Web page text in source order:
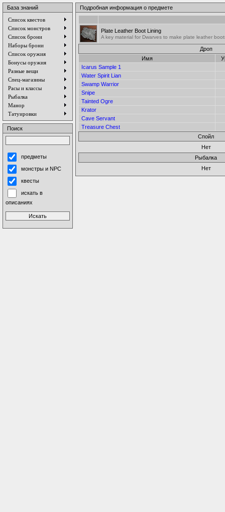
База знаний
Список квестов
Список монстров
Список брони
Наборы брони
Список оружия
Бонусы оружия
Разные вещи
Спец-магазины
Расы и классы
Рыбалка
Манор
Татуировки
Поиск
предметы
монстры и NPC
квесты
искать в
описаниях
Подробная информация о предмете
Plate Leather Boot Lining
A key material for Dwarves to make plate leather
Дроп
Имя
Icarus Sample 1
Water Spirit Lian
Swamp Warrior
Snipe
Tainted Ogre
Krator
Cave Servant
Treasure Chest
Спойл
Нет
Рыбалка
Нет